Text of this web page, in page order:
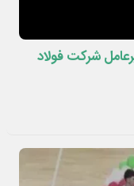
مدیرعامل شرکت فولاد